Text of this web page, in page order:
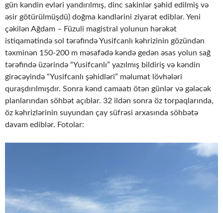
gün kəndin evləri yandırılmış, dinc sakinlər şəhid edilmiş və
əsir götürülmüşdü) doğma kəndlərini ziyarət ediblər. Yeni
çəkilən Ağdam – Füzuli magistral yolunun hərəkət
istiqamətində sol tərəfində Yusifcanlı kəhrizinin gözündən
təxminən 150-200 m məsafədə kəndə gedən əsas yolun sağ
tərəfində üzərində “Yusifcanlı” yazılmış bildiriş və kəndin
girəcəyində “Yusifcanlı şəhidləri” məlumat lövhələri
quraşdırılmışdır. Sonra kənd camaatı ötən günlər və gələcək
planlarından söhbət açıblar. 32 ildən sonra öz torpaqlarında,
öz kəhrizlərinin suyundan çay süfrəsi arxasında söhbətə
davam ediblər. Fotolar: